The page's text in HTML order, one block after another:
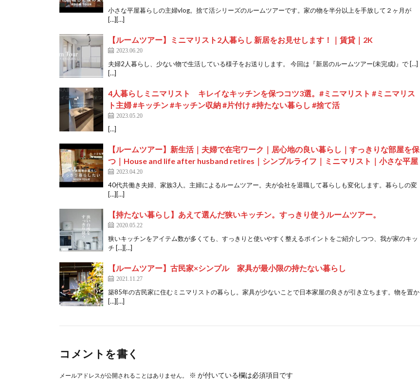
小さな平屋暮らしの主婦vlog。捨て活シリーズのルームツアーです。家の物を半分以上を手放して２ヶ月が
[…][…]
【ルームツアー】ミニマリスト2人暮らし 新居をお見せします！｜賃貸｜2K
2023.06.20
夫婦2人暮らし、少ない物で生活している様子をお送りします。 今回は『新居のルームツアー(未完成)』で […]
[…]
4人暮らしミニマリスト キレイなキッチンを保つコツ3選。#ミニマリスト #ミニマリス
ト主婦 #キッチン #キッチン収納 #片付け #持たない暮らし #捨て活
2023.05.20
[…]
【ルームツアー】新生活｜夫婦で在宅ワーク｜居心地の良い暮らし｜すっきりな部屋を保
つ｜House and life after husband retires｜シンプルライフ｜ミニマリスト｜小さな平屋
2023.04.20
40代共働き夫婦、家族3人。主婦によるルームツアー。夫が会社を退職して暮らしも変化します。暮らしの変
[…][…]
【持たない暮らし】あえて選んだ狭いキッチン。すっきり使うルームツアー。
2020.05.22
狭いキッチンをアイテム数が多くても、すっきりと使いやすく整えるポイントをご紹介しつつ、我が家のキッ
チ […][…]
【ルームツアー】古民家×シンプル 家具が最小限の持たない暮らし
2021.11.27
築85年の古民家に住むミニマリストの暮らし。家具が少ないことで日本家屋の良さが引き立ちます。物を置か
[…][…]
コメントを書く
メールアドレスが公開されることはありません。 ※ が付いている欄は必須項目です